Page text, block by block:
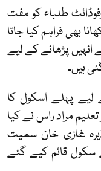
طلباء کو مفت
بھی فراہم کیا جاتا
انہیں پڑھانے کے لیے
ہیں۔
لیے پہلے اسکول کا
مراد راس نے کیا
ڈیرہ غازی خان سمیت
سکول قائم کیے گئے